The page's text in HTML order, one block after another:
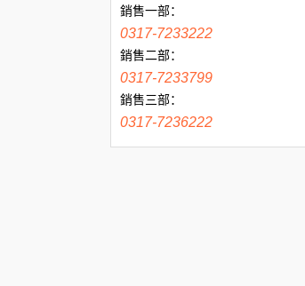
銷售一部：
0317-7233222
銷售二部：
0317-7233799
銷售三部：
0317-7236222